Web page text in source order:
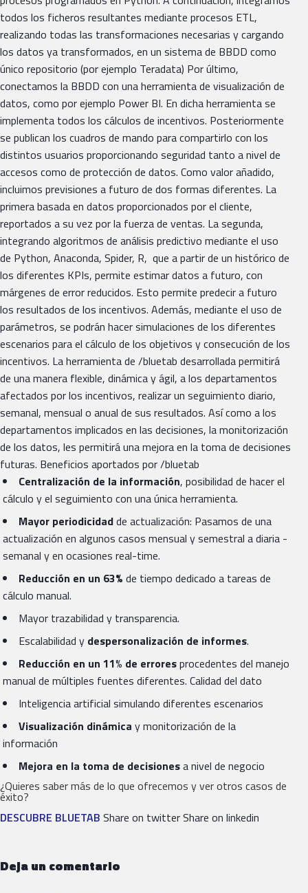
todos los ficheros resultantes mediante procesos ETL,
realizando todas las transformaciones necesarias y cargando
los datos ya transformados, en un sistema de BBDD como
único repositorio (por ejemplo Teradata) Por último,
conectamos la BBDD con una herramienta de visualización de
datos, como por ejemplo Power BI. En dicha herramienta se
implementa todos los cálculos de incentivos. Posteriormente
se publican los cuadros de mando para compartirlo con los
distintos usuarios proporcionando seguridad tanto a nivel de
accesos como de protección de datos. Como valor añadido,
incluimos previsiones a futuro de dos formas diferentes. La
primera basada en datos proporcionados por el cliente,
reportados a su vez por la fuerza de ventas. La segunda,
integrando algoritmos de análisis predictivo mediante el uso
de Python, Anaconda, Spider, R, que a partir de un histórico de
los diferentes KPIs, permite estimar datos a futuro, con
márgenes de error reducidos. Esto permite predecir a futuro
los resultados de los incentivos. Además, mediante el uso de
parámetros, se podrán hacer simulaciones de los diferentes
escenarios para el cálculo de los objetivos y consecución de los
incentivos. La herramienta de /bluetab desarrollada permitirá
de una manera flexible, dinámica y ágil, a los departamentos
afectados por los incentivos, realizar un seguimiento diario,
semanal, mensual o anual de sus resultados. Así como a los
departamentos implicados en las decisiones, la monitorización
de los datos, les permitirá una mejora en la toma de decisiones
futuras. Beneficios aportados por /bluetab
Centralización de la información, posibilidad de hacer el
cálculo y el seguimiento con una única herramienta.
Mayor periodicidadde actualización: Pasamos de una
actualización en algunos casos mensual y semestral a diaria -
semanal y en ocasiones real-time.
Reducción en un 63% de tiempo dedicado a tareas de
cálculo manual.
Mayor trazabilidad y transparencia.
Escalabilidad y despersonalización de informes.
Reducción en un 11% de erroresprocedentes del manejo
manual de múltiples fuentes diferentes. Calidad del dato
Inteligencia artificial simulando diferentes escenarios
Visualización dinámica y monitorización de la
información
Mejora en la toma de decisionesa nivel de negocio
¿Quieres saber más de lo que ofrecemos y ver otros casos de
éxito?
DESCUBRE BLUETAB Share on twitter Share on linkedin
Deja un comentario